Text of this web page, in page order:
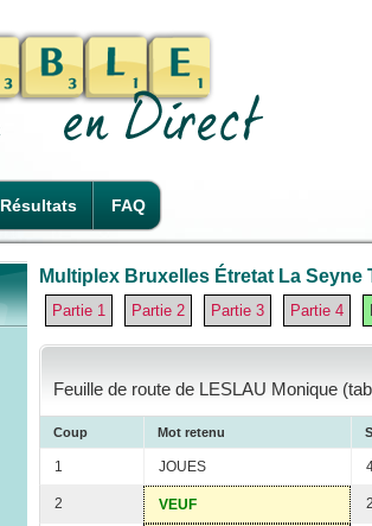
Résultats FAQ
Multiplex Bruxelles Étretat La Seyne
Partie 1 Partie 2 Partie 3 Partie 4
Feuille de route de LESLAU Monique
Coup Mot retenu
1 JOUES
2 VEUF